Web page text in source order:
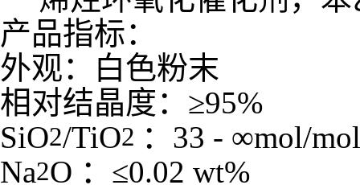
产品指标：
外观：白色粉末
相对结晶度：≥95%
SiO2/TiO2 ： 33 - ∞mol/mol
Na2O ：≤0.02 wt%